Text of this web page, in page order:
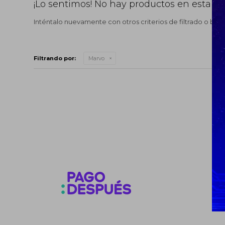
¡Lo sentimos! No hay productos en esta
Inténtalo nuevamente con otros criterios de filtrado o
Filtrando por: Marvo